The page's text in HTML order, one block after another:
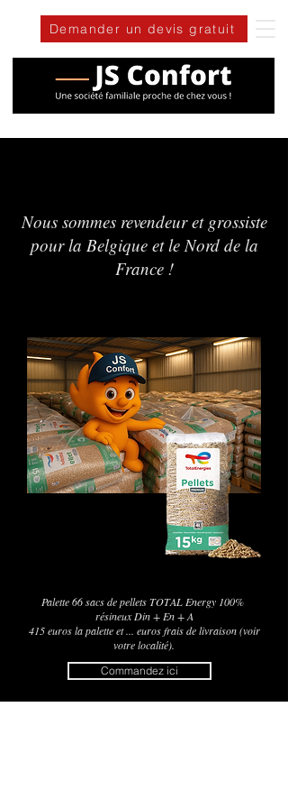
Demander un devis gratuit
Nous sommes revendeur et grossiste
pour la Belgique et le Nord de la
France !
Palette 66 sacs de pellets TOTAL Energy 100%
résineux Din + En + A
415 euros la palette et ... euros frais de livraison (voir
votre localité).
Commandez ici